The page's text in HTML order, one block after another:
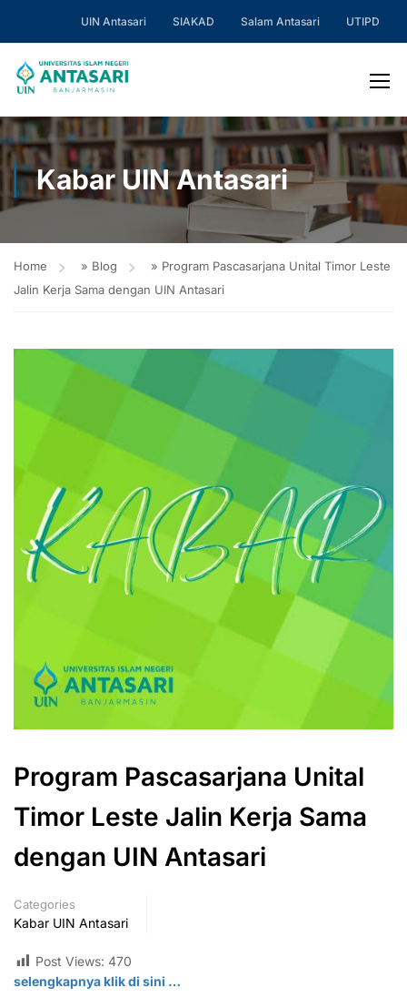
UIN Antasari SIAKAD Salam Antasari UTIPD
Kabar UIN Antasari
Home » Blog » Program Pascasarjana Unital Timor Leste
Jalin Kerja Sama dengan UIN Antasari
Program Pascasarjana Unital
Timor Leste Jalin Kerja Sama
dengan UIN Antasari
Categories
Kabar UIN Antasari
Post Views: 470
selengkapnya klik di sini …